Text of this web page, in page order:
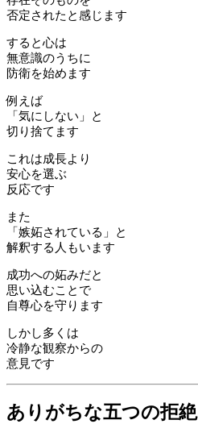
否定されたと感じます
すると心は
無意識のうちに
防衛を始めます
例えば
「気にしない」と
切り捨てます
これは成長より
安心を選ぶ
反応です
また
「嫉妬されている」と
解釈する人もいます
成功への妬みだと
思い込むことで
自尊心を守ります
しかし多くは
冷静な観察からの
意見です
ありがちな五つの拒絶